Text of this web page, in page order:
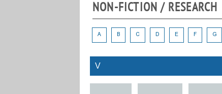
NON-FICTION / RESEARCH
A B C D E F G
V